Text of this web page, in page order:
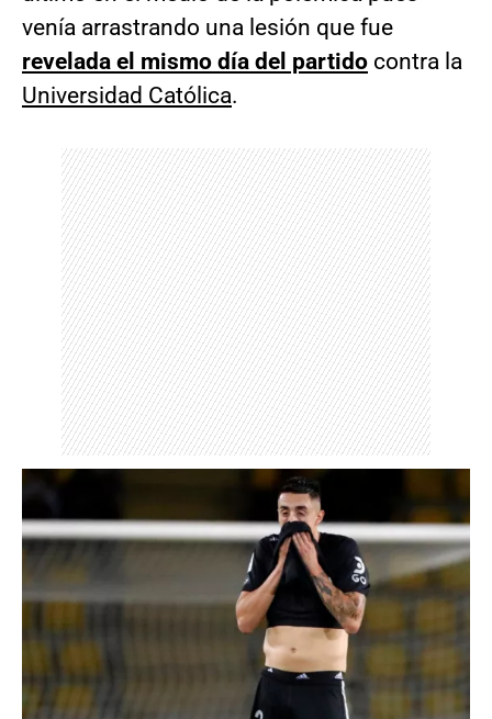
venía arrastrando una lesión que fue
revelada el mismo día del partido contra la
Universidad Católica.